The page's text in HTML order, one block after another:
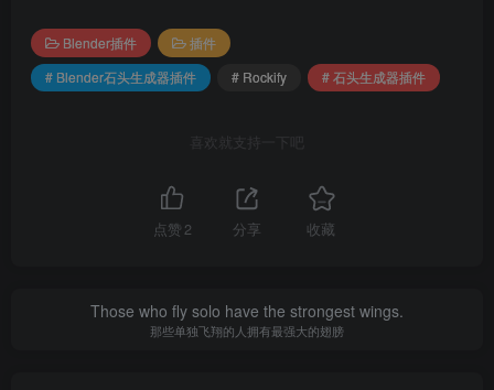
Blender插件
插件
# Blender石头生成器插件
# Rockify # 石头生成器插件
喜欢就支持一下吧
点赞2 分享 收藏
Those who fly solo have the strongest wings.
那些单独飞翔的人拥有最强大的翅膀